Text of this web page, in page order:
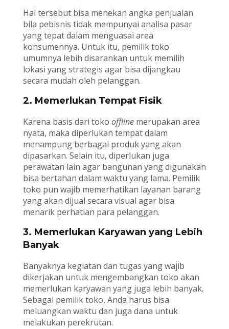
Hal tersebut bisa menekan angka penjualan
bila pebisnis tidak mempunyai analisa pasar
yang tepat dalam menguasai area
konsumennya. Untuk itu, pemilik toko
umumnya lebih disarankan untuk memilih
lokasi yang strategis agar bisa dijangkau
secara mudah oleh pelanggan.
2. Memerlukan Tempat Fisik
Karena basis dari toko offlinemerupakan area
nyata, maka diperlukan tempat dalam
menampung berbagai produk yang akan
dipasarkan. Selain itu, diperlukan juga
perawatan lain agar bangunan yang digunakan
bisa bertahan dalam waktu yang lama. Pemilik
toko pun wajib memerhatikan layanan barang
yang akan dijual secara visual agar bisa
menarik perhatian para pelanggan.
3. Memerlukan Karyawan yang Lebih
Banyak
Banyaknya kegiatan dan tugas yang wajib
dikerjakan untuk mengembangkan toko akan
memerlukan karyawan yang juga lebih banyak.
Sebagai pemilik toko, Anda harus bisa
meluangkan waktu dan juga dana untuk
melakukan perekrutan.